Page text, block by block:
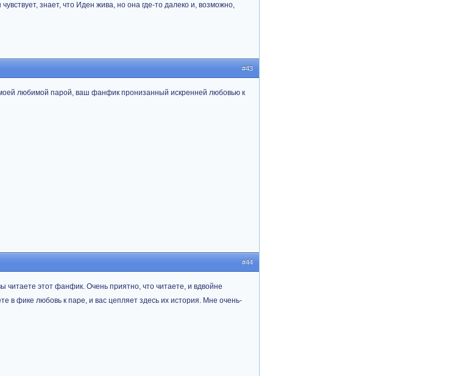
знает, что Иден жива, но она где-то далеко и, возможно,
#43
любимой парой, ваш фанфик пронизанный искренней любовью к
#44
читаете этот фанфик. Очень приятно, что читаете, и вдвойне
в фике любовь к паре, и вас цепляет здесь их история. Мне очень-